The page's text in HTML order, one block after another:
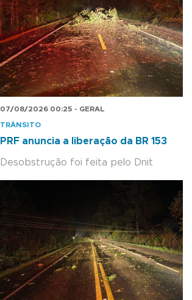
07/08/2026 00:25 - GERAL
TRÂNSITO
PRF anuncia a liberação da BR 153
Desobstrução foi feita pelo Dnit